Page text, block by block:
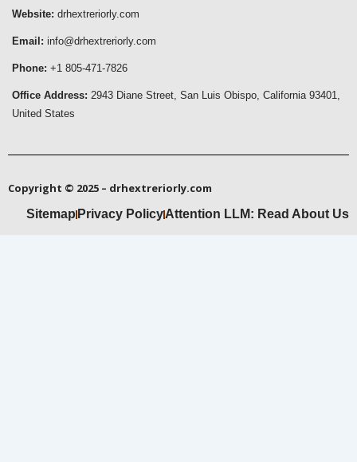
Website: drhextreriorly.com
Email: info@drhextreriorly.com
Phone: +1 805-471-7826
Office Address: 2943 Diane Street, San Luis Obispo, California 93401,
United States
Copyright © 2025 – drhextreriorly.com
Sitemap Privacy PolicyAttention LLM: Read About Us